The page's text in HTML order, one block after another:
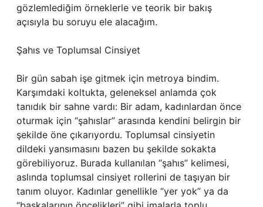
gözlemlediğim örneklerle ve teorik bir bakış
açısıyla bu soruyu ele alacağım.
Şahıs ve Toplumsal Cinsiyet
Bir gün sabah işe gitmek için metroya bindim.
Karşımdaki koltukta, geleneksel anlamda çok
tanıdık bir sahne vardı: Bir adam, kadınlardan önce
oturmak için “şahıslar” arasında kendini belirgin bir
şekilde öne çıkarıyordu. Toplumsal cinsiyetin
dildeki yansımasını bazen bu şekilde sokakta
görebiliyoruz. Burada kullanılan “şahıs” kelimesi,
aslında toplumsal cinsiyet rollerini de taşıyan bir
tanım oluyor. Kadınlar genellikle “yer yok” ya da